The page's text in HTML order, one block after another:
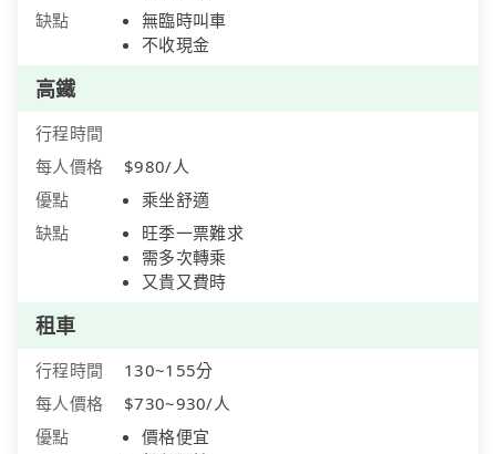
缺點
無臨時叫車
不收現金
高鐵
行程時間
每人價格
$980/人
優點
乘坐舒適
缺點
旺季一票難求
需多次轉乘
又貴又費時
租車
行程時間
130~155分
每人價格
$730~930/人
優點
價格便宜